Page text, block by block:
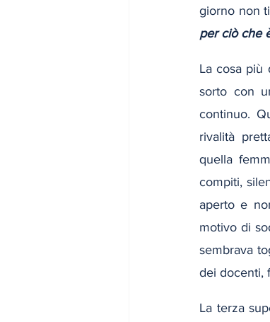
giorno non
per ciò che
La cosa più
sorto con
continuo.
rivalità
quella
compiti,
aperto e
motivo di
sembrava
dei docenti,
La terza